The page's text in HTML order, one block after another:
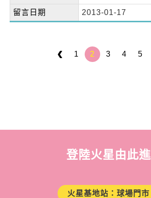
留言日期 2013-01-17
1 2 3 4 5
登陸火星由此進
火星基地站：球場門市